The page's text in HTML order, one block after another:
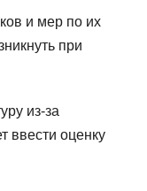
и мер по их
при
из-за
ввести оценку